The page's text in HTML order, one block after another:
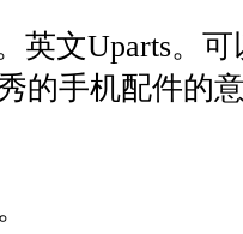
文Uparts。可
的手机配件的